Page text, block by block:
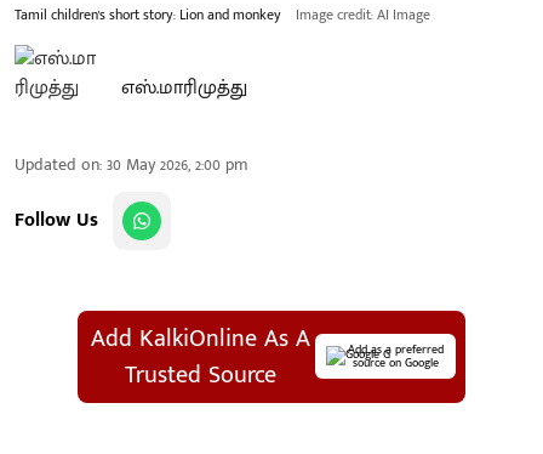
Tamil children's short story: Lion and monkey Image credit: AI Image
எஸ்.மாரிமுத்து
Updated on:30 May 2026, 2:00 pm
Follow Us
Add KalkiOnline As A
Trusted Source
Add as a preferred
source on Google